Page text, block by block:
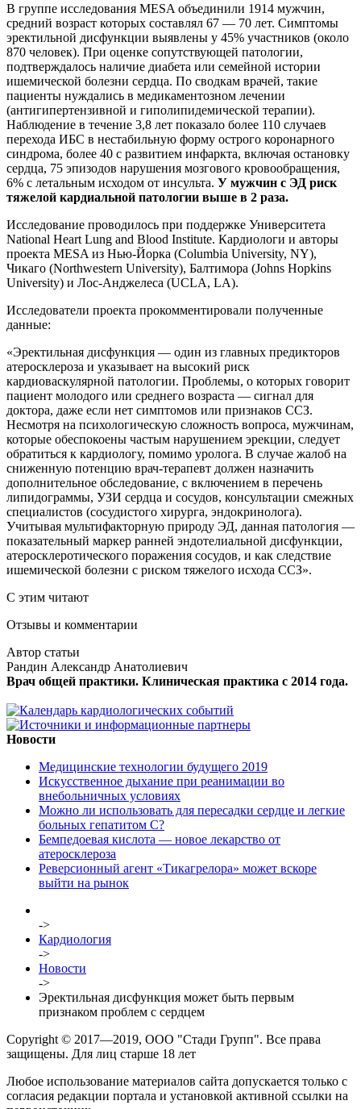
В группе исследования MESA объединили 1914 мужчин,
средний возраст которых составлял 67 — 70 лет. Симптомы
эректильной дисфункции выявлены у 45% участников (около
870 человек). При оценке сопутствующей патологии,
подтверждалось наличие диабета или семейной истории
ишемической болезни сердца. По сводкам врачей, такие
пациенты нуждались в медикаментозном лечении
(антигипертензивной и гиполипидемической терапии).
Наблюдение в течение 3,8 лет показало более 110 случаев
перехода ИБС в нестабильную форму острого коронарного
синдрома, более 40 с развитием инфаркта, включая остановку
сердца, 75 эпизодов нарушения мозгового кровообращения,
6% с летальным исходом от инсульта. У мужчин с ЭД риск
тяжелой кардиальной патологии выше в 2 раза.
Исследование проводилось при поддержке Университета
National Heart Lung and Blood Institute. Кардиологи и авторы
проекта MESA из Нью-Йорка (Columbia University, NY),
Чикаго (Northwestern University), Балтимора (Johns Hopkins
University) и Лос-Анджелеса (UCLA, LA).
Исследователи проекта прокомментировали полученные
данные:
«Эректильная дисфункция — один из главных предикторов
атеросклероза и указывает на высокий риск
кардиоваскулярной патологии. Проблемы, о которых говорит
пациент молодого или среднего возраста — сигнал для
доктора, даже если нет симптомов или признаков ССЗ.
Несмотря на психологическую сложность вопроса, мужчинам,
которые обеспокоены частым нарушением эрекции, следует
обратиться к кардиологу, помимо уролога. В случае жалоб на
сниженную потенцию врач-терапевт должен назначить
дополнительное обследование, с включением в перечень
липидограммы, УЗИ сердца и сосудов, консультации смежных
специалистов (сосудистого хирурга, эндокринолога).
Учитывая мультифакторную природу ЭД, данная патология —
показательный маркер ранней эндотелиальной дисфункции,
атеросклеротического поражения сосудов, и как следствие
ишемической болезни с риском тяжелого исхода ССЗ».
С этим читают
Отзывы и комментарии
Автор статьи
Рандин Александр Анатолиевич
Врач общей практики. Клиническая практика с 2014 года.
Новости
Медицинские технологии будущего 2019
Искусственное дыхание при реанимации во
внебольничных условиях
Можно ли использовать для пересадки сердце и легкие
больных гепатитом С?
Бемпедоевая кислота — новое лекарство от
атеросклероза
Реверсионный агент «Тикагрелора» может вскоре
выйти на рынок
->
Кардиология
->
Новости
->
Эректильная дисфункция может быть первым
признаком проблем с сердцем
Copyright © 2017—2019, ООО "Стади Групп". Все права
защищены. Для лиц старше 18 лет
Любое использование материалов сайта допускается только с
согласия редакции портала и установкой активной ссылки на